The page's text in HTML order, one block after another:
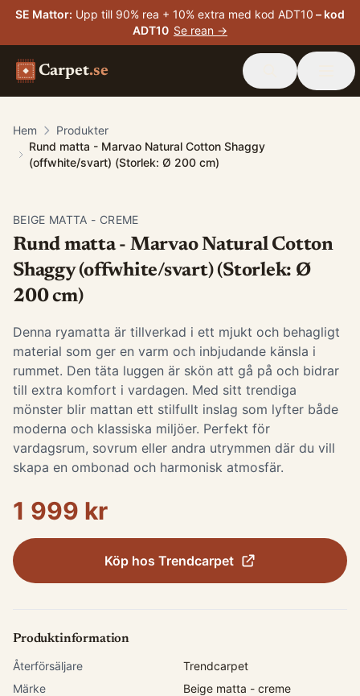
SE Mattor: Upp till 90% rea + 10% extra med kod ADT10 – kod
ADT10 Se rean →
Carpet.se
Hem
Produkter
Rund matta - Marvao Natural Cotton Shaggy
(offwhite/svart) (Storlek: Ø 200 cm)
BEIGE MATTA - CREME
Rund matta - Marvao Natural Cotton
Shaggy (offwhite/svart) (Storlek: Ø
200 cm)
Denna ryamatta är tillverkad i ett mjukt och behagligt
material som ger en varm och inbjudande känsla i
rummet. Den täta luggen är skön att gå på och bidrar
till extra komfort i vardagen. Med sitt trendiga
mönster blir mattan ett stilfullt inslag som lyfter både
moderna och klassiska miljöer. Perfekt för
vardagsrum, sovrum eller andra utrymmen där du vill
skapa en ombonad och harmonisk atmosfär.
1 999 kr
Köp hos Trendcarpet
Produktinformation
Återförsäljare
Trendcarpet
Märke
Beige matta - creme